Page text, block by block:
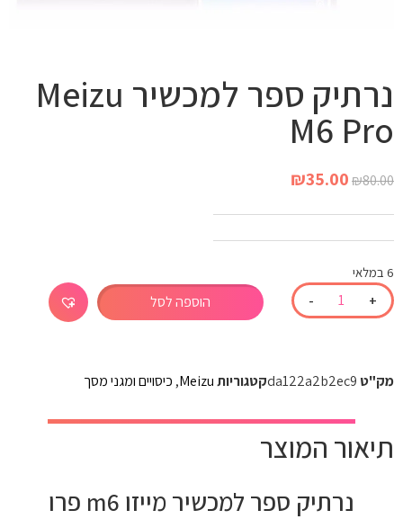
נרתיק ספר למכשיר Meizu
M6 Pro
₪80.00
₪35.00
6 במלאי
+
- הוספה לסל
מק"ט da122a2b2ec9קטגוריותMeizu
, כיסויים ומגני מסך
תיאור המוצר
נרתיק ספר למכשיר מייזו m6 פרו